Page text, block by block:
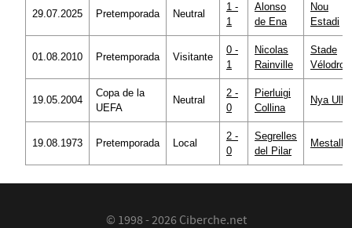
29.07.2025 Pretemporada Neutral
1 -
1
Alonso
de Ena
Nou
Estadi
01.08.2010 Pretemporada Visitante
0 -
1
Nicolas
Rainville
Stade
19.05.2004
Copa de la
UEFA
Neutral
2 -
0
Pierluigi
Collina
Nya
19.08.1973 Pretemporada Local
2 -
0
Segrelles
del Pilar
Mestalla
© 1998 - 2026 Ciberche.net